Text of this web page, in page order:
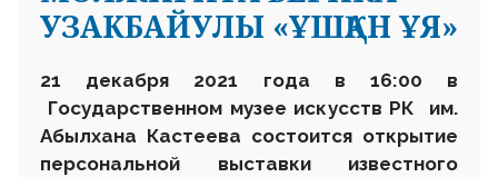
УЗАКБАЙУЛЫ «ҰШҚАН ҰЯ»
21 декабря 2021 года в 16:00 в
Государственном музее искусств РК
им.
Абылхана Кастеева состоится открытие
персональной выставки известного